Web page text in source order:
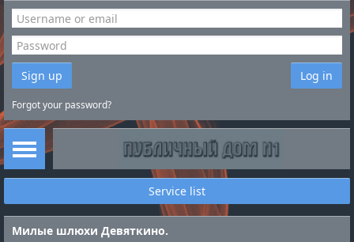
Sign up Log in
Forgot your password?
Service list
Милые шлюхи Девяткино.